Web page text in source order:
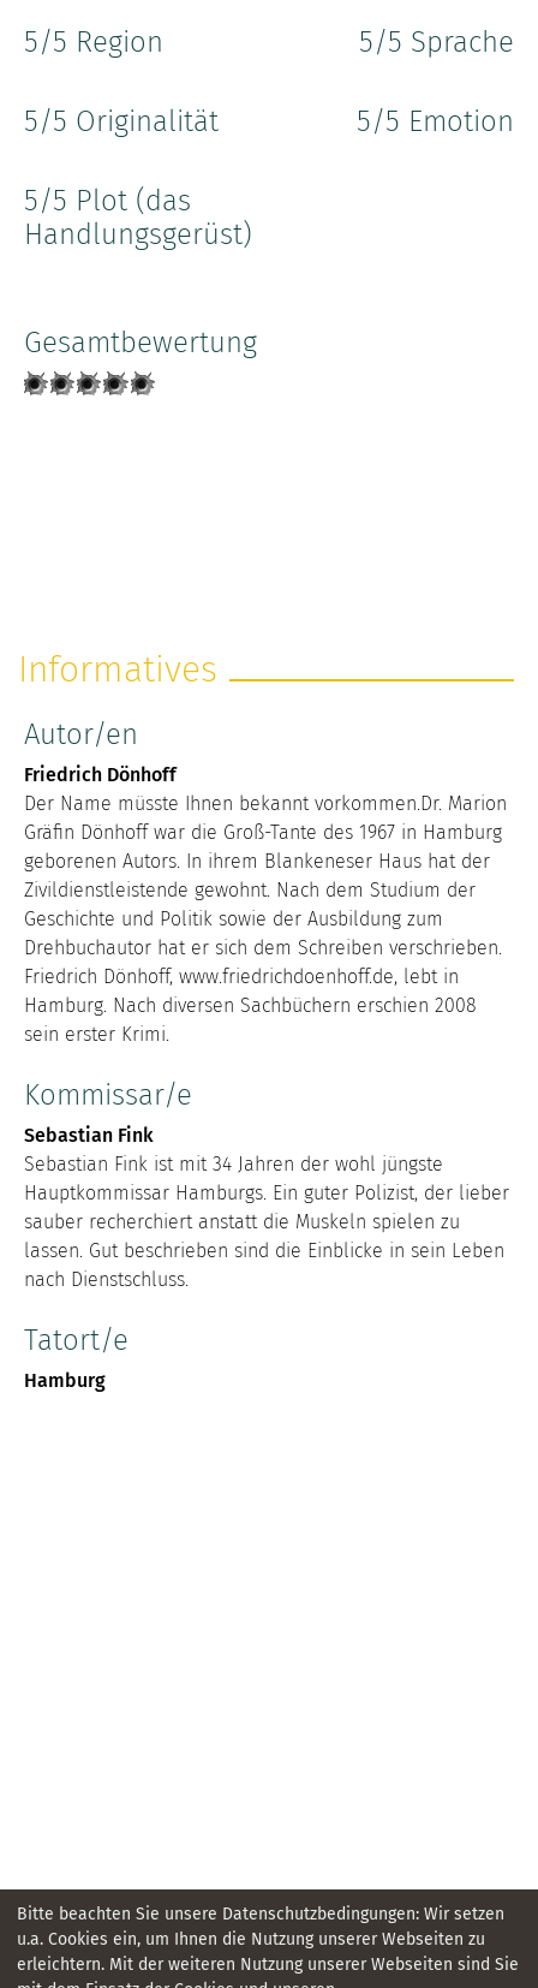
5/5 Region 5/5 Sprache
5/5 Originalität 5/5 Emotion
5/5 Plot (das
Handlungsgerüst)
Gesamtbewertung
Informatives
Autor/en
Friedrich Dönhoff
Der Name müsste Ihnen bekannt vorkommen.Dr. Marion
Gräfin Dönhoff war die Groß-Tante des 1967 in Hamburg
geborenen Autors. In ihrem Blankeneser Haus hat der
Zivildienstleistende gewohnt. Nach dem Studium der
Geschichte und Politik sowie der Ausbildung zum
Drehbuchautor hat er sich dem Schreiben verschrieben.
Friedrich Dönhoff, www.friedrichdoenhoff.de, lebt in
Hamburg. Nach diversen Sachbüchern erschien 2008
sein erster Krimi.
Kommissar/e
Sebastian Fink
Sebastian Fink ist mit 34 Jahren der wohl jüngste
Hauptkommissar Hamburgs. Ein guter Polizist, der lieber
sauber recherchiert anstatt die Muskeln spielen zu
lassen. Gut beschrieben sind die Einblicke in sein Leben
nach Dienstschluss.
Tatort/e
Hamburg
Bitte beachten Sie unsere Datenschutzbedingungen: Wir setzen
u.a. Cookies ein, um Ihnen die Nutzung unserer Webseiten zu
erleichtern. Mit der weiteren Nutzung unserer Webseiten sind Sie